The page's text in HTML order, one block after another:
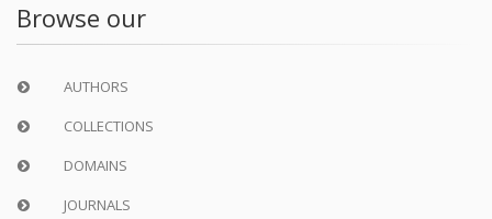
Browse our
AUTHORS
COLLECTIONS
DOMAINS
JOURNALS